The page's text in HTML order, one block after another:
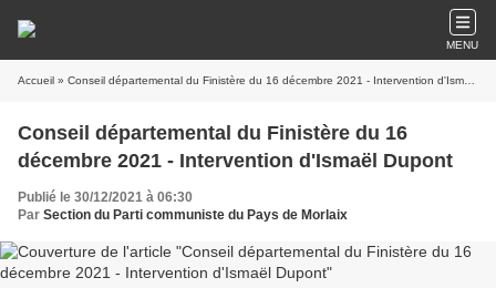
MENU
Accueil » Conseil départemental du Finistère du 16 décembre 2021 - Intervention d'Ismaël Dupont
Conseil départemental du Finistère du 16
décembre 2021 - Intervention d'Ismaël Dupont
Publié le 30/12/2021 à 06:30
Par Section du Parti communiste du Pays de Morlaix